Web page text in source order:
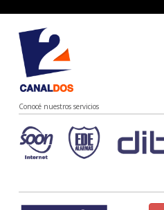
Conocé nuestros servicios